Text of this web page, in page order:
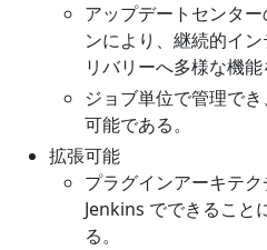
アップデートセンタ
ンにより、継続的イ
リバリーへ多様な機能
ジョブ単位で管理で
可能である。
拡張可能
プラグインアーキテク
Jenkins でできること
る。